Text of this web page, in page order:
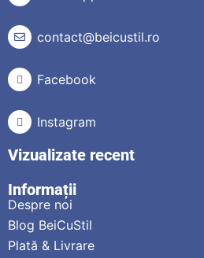
contact@beicustil.ro
Facebook
Instagram
Vizualizate recent
Informații
Despre noi
Blog BeiCuStil
Plată & Livrare